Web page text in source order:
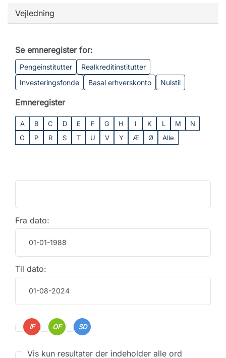
Vejledning
Se emneregister for:
Pengeinstitutter
Realkreditinstitutter
Investeringsfonde
Basal erhverskonto Nulstil
Emneregister
A B C D E F G H I K L M
N
O
P R S T U V Y Æ Ø Alle
Fra dato:
Til dato:
IF OF SD
Vis kun resultater der indeholder alle ord